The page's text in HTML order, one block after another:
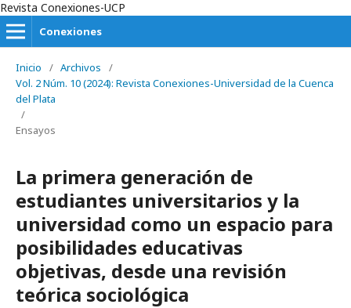
Revista Conexiones-UCP
Conexiones
Inicio / Archivos
/
Vol. 2 Núm. 10 (2024): Revista Conexiones-Universidad de la Cuenca
del Plata
/
Ensayos
La primera generación de
estudiantes universitarios y la
universidad como un espacio para
posibilidades educativas
objetivas, desde una revisión
teórica sociológica